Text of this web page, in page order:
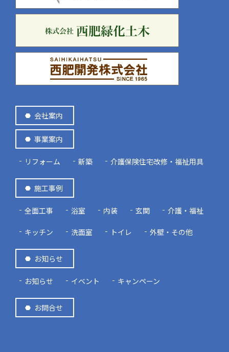
会社案内
事業案内
リフォーム 新築 介護保険住宅改修・福祉用具
施工事例
全面工事 浴室 内装 玄関 介護・福祉
キッチン 洗面室 トイレ 外壁・その他
お知らせ
お知らせ イベント キャンペーン
お問合せ